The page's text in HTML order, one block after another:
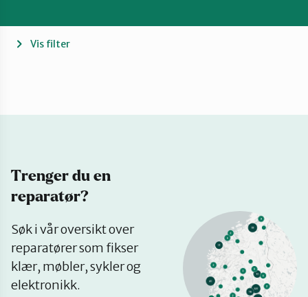
Forbehold
Mitt navn
Møt reparatørene
Om oss
Vis filter
Trenger du en
reparatør?
Søk i vår oversikt over
reparatører som fikser
klær, møbler, sykler og
elektronikk.
på
kart